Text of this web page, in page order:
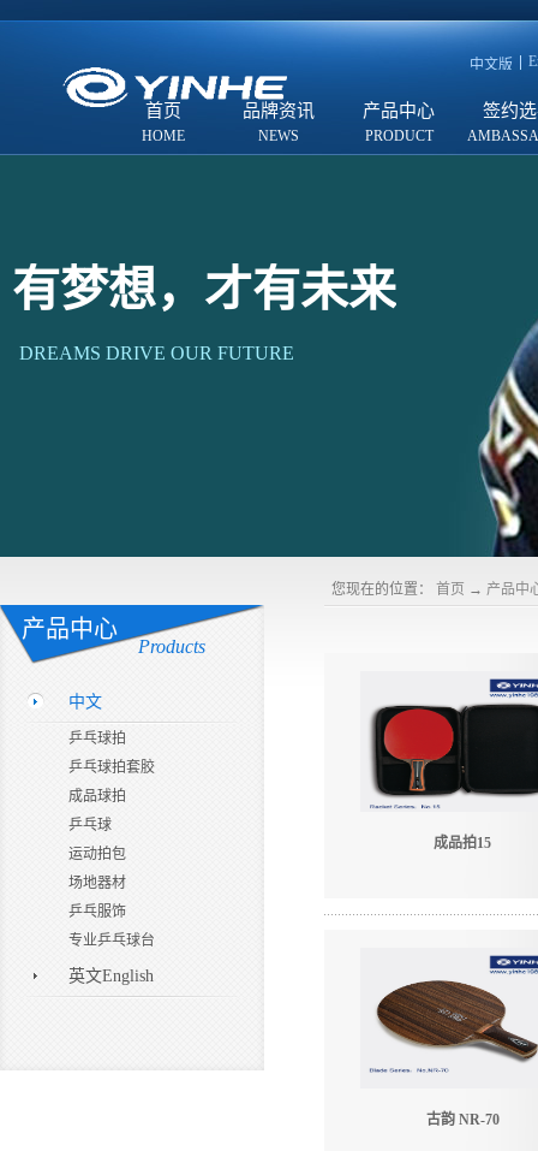
中文版
首页 品牌资讯 产品中心 签约
有梦想，才有未来
DREAMS DRIVE OUR FUTURE
产品中心
Products
中文
乒乓球拍
乒乓球拍套胶
成品球拍
乒乓球
运动拍包
场地器材
乒乓服饰
专业乒乓球台
英文English
您现在的位置： 首页 → 产品中
成品拍15
古韵 NR-70